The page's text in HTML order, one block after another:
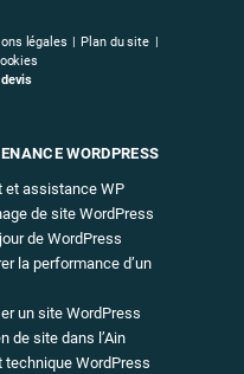
légales
Plan du site
devis
WORDPRESS
et assistance WP
de site WordPress
de WordPress
la performance d’un
un site WordPress
de site dans l’Ain
technique WordPress